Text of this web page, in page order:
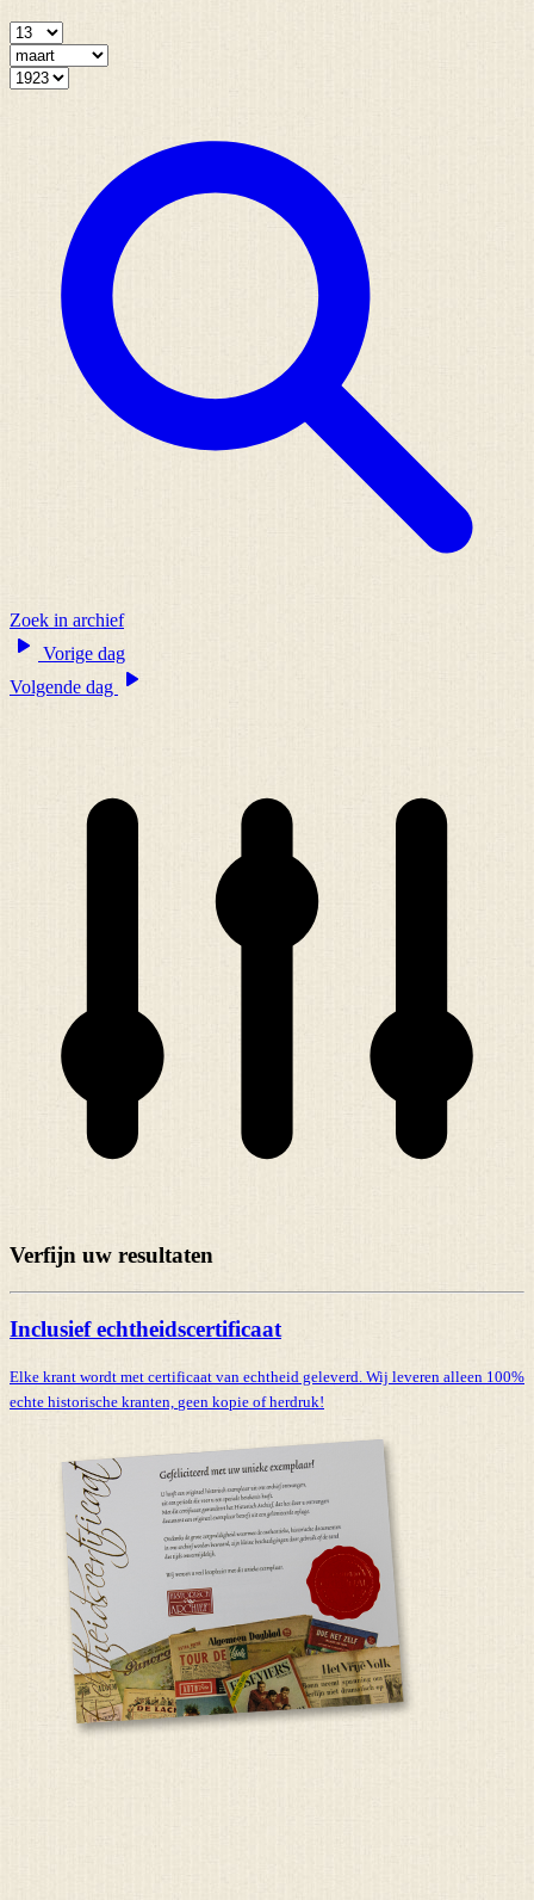
Zoek in archief
Vorige dag
Volgende dag
Verfijn uw resultaten
Inclusief echtheidscertificaat
Elke krant wordt met certificaat van echtheid geleverd. Wij leveren alleen 100%
echte historische kranten, geen kopie of herdruk!